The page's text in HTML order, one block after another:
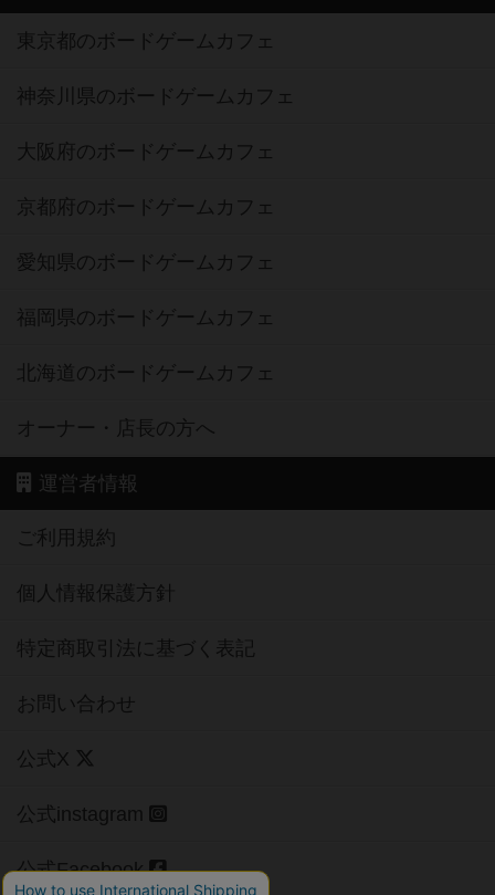
東京都のボードゲームカフェ
神奈川県のボードゲームカフェ
大阪府のボードゲームカフェ
京都府のボードゲームカフェ
愛知県のボードゲームカフェ
福岡県のボードゲームカフェ
北海道のボードゲームカフェ
オーナー・店長の方へ
運営者情報
ご利用規約
個人情報保護方針
特定商取引法に基づく表記
お問い合わせ
公式X
公式instagram
公式Facebook